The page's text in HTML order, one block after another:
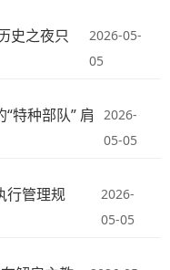
史之夜只
2026-05-
05
特种部队” 肩
2026-
05-05
行管理规
2026-
05-05